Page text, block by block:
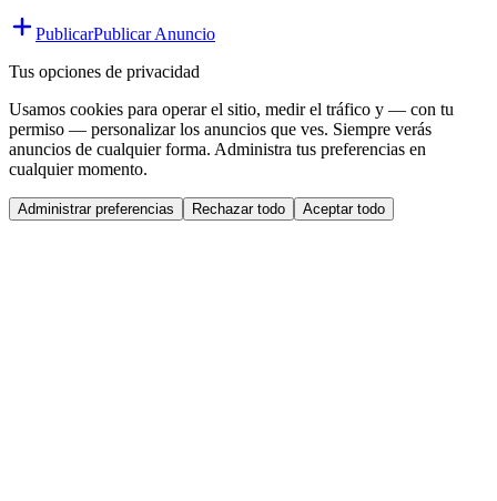
PublicarPublicar Anuncio
Tus opciones de privacidad
Usamos cookies para operar el sitio, medir el tráfico y — con tu
permiso — personalizar los anuncios que ves. Siempre verás
anuncios de cualquier forma. Administra tus preferencias en
cualquier momento.
Administrar preferencias Rechazar todo Aceptar todo